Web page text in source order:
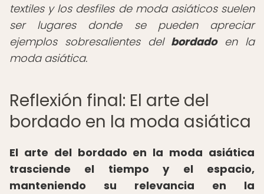
textiles y los desfiles de moda asiáticos suelen
ser lugares donde se pueden apreciar
ejemplos sobresalientes del bordadoen la
moda asiática.
Reflexión final: El arte del
bordado en la moda asiática
El arte del bordado en la moda asiática
trasciende el tiempo y el espacio,
manteniendo su relevancia en la